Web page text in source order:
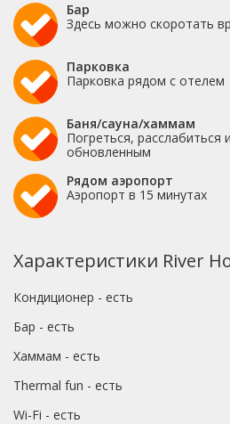
Бар
Здесь можно скоротать
Парковка
Парковка рядом с отелем
Баня/сауна/хаммам
Погреться, расслабиться
обновленным
Рядом аэропорт
Аэропорт в 15 минутах
Характеристики River
Кондиционер - есть
Бар - есть
Хаммам - есть
Thermal fun - есть
Wi-Fi - есть